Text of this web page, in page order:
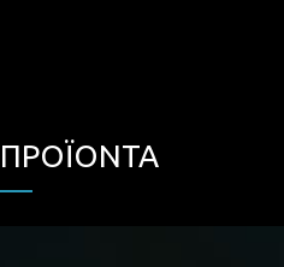
ΠΡΟΪΌΝΤΑ